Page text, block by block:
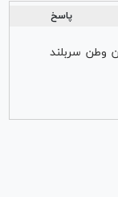
پاسخ
وطن سربلند